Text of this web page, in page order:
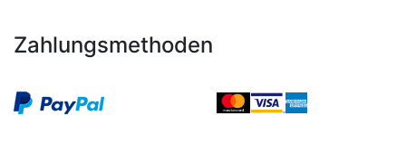
Zahlungsmethoden